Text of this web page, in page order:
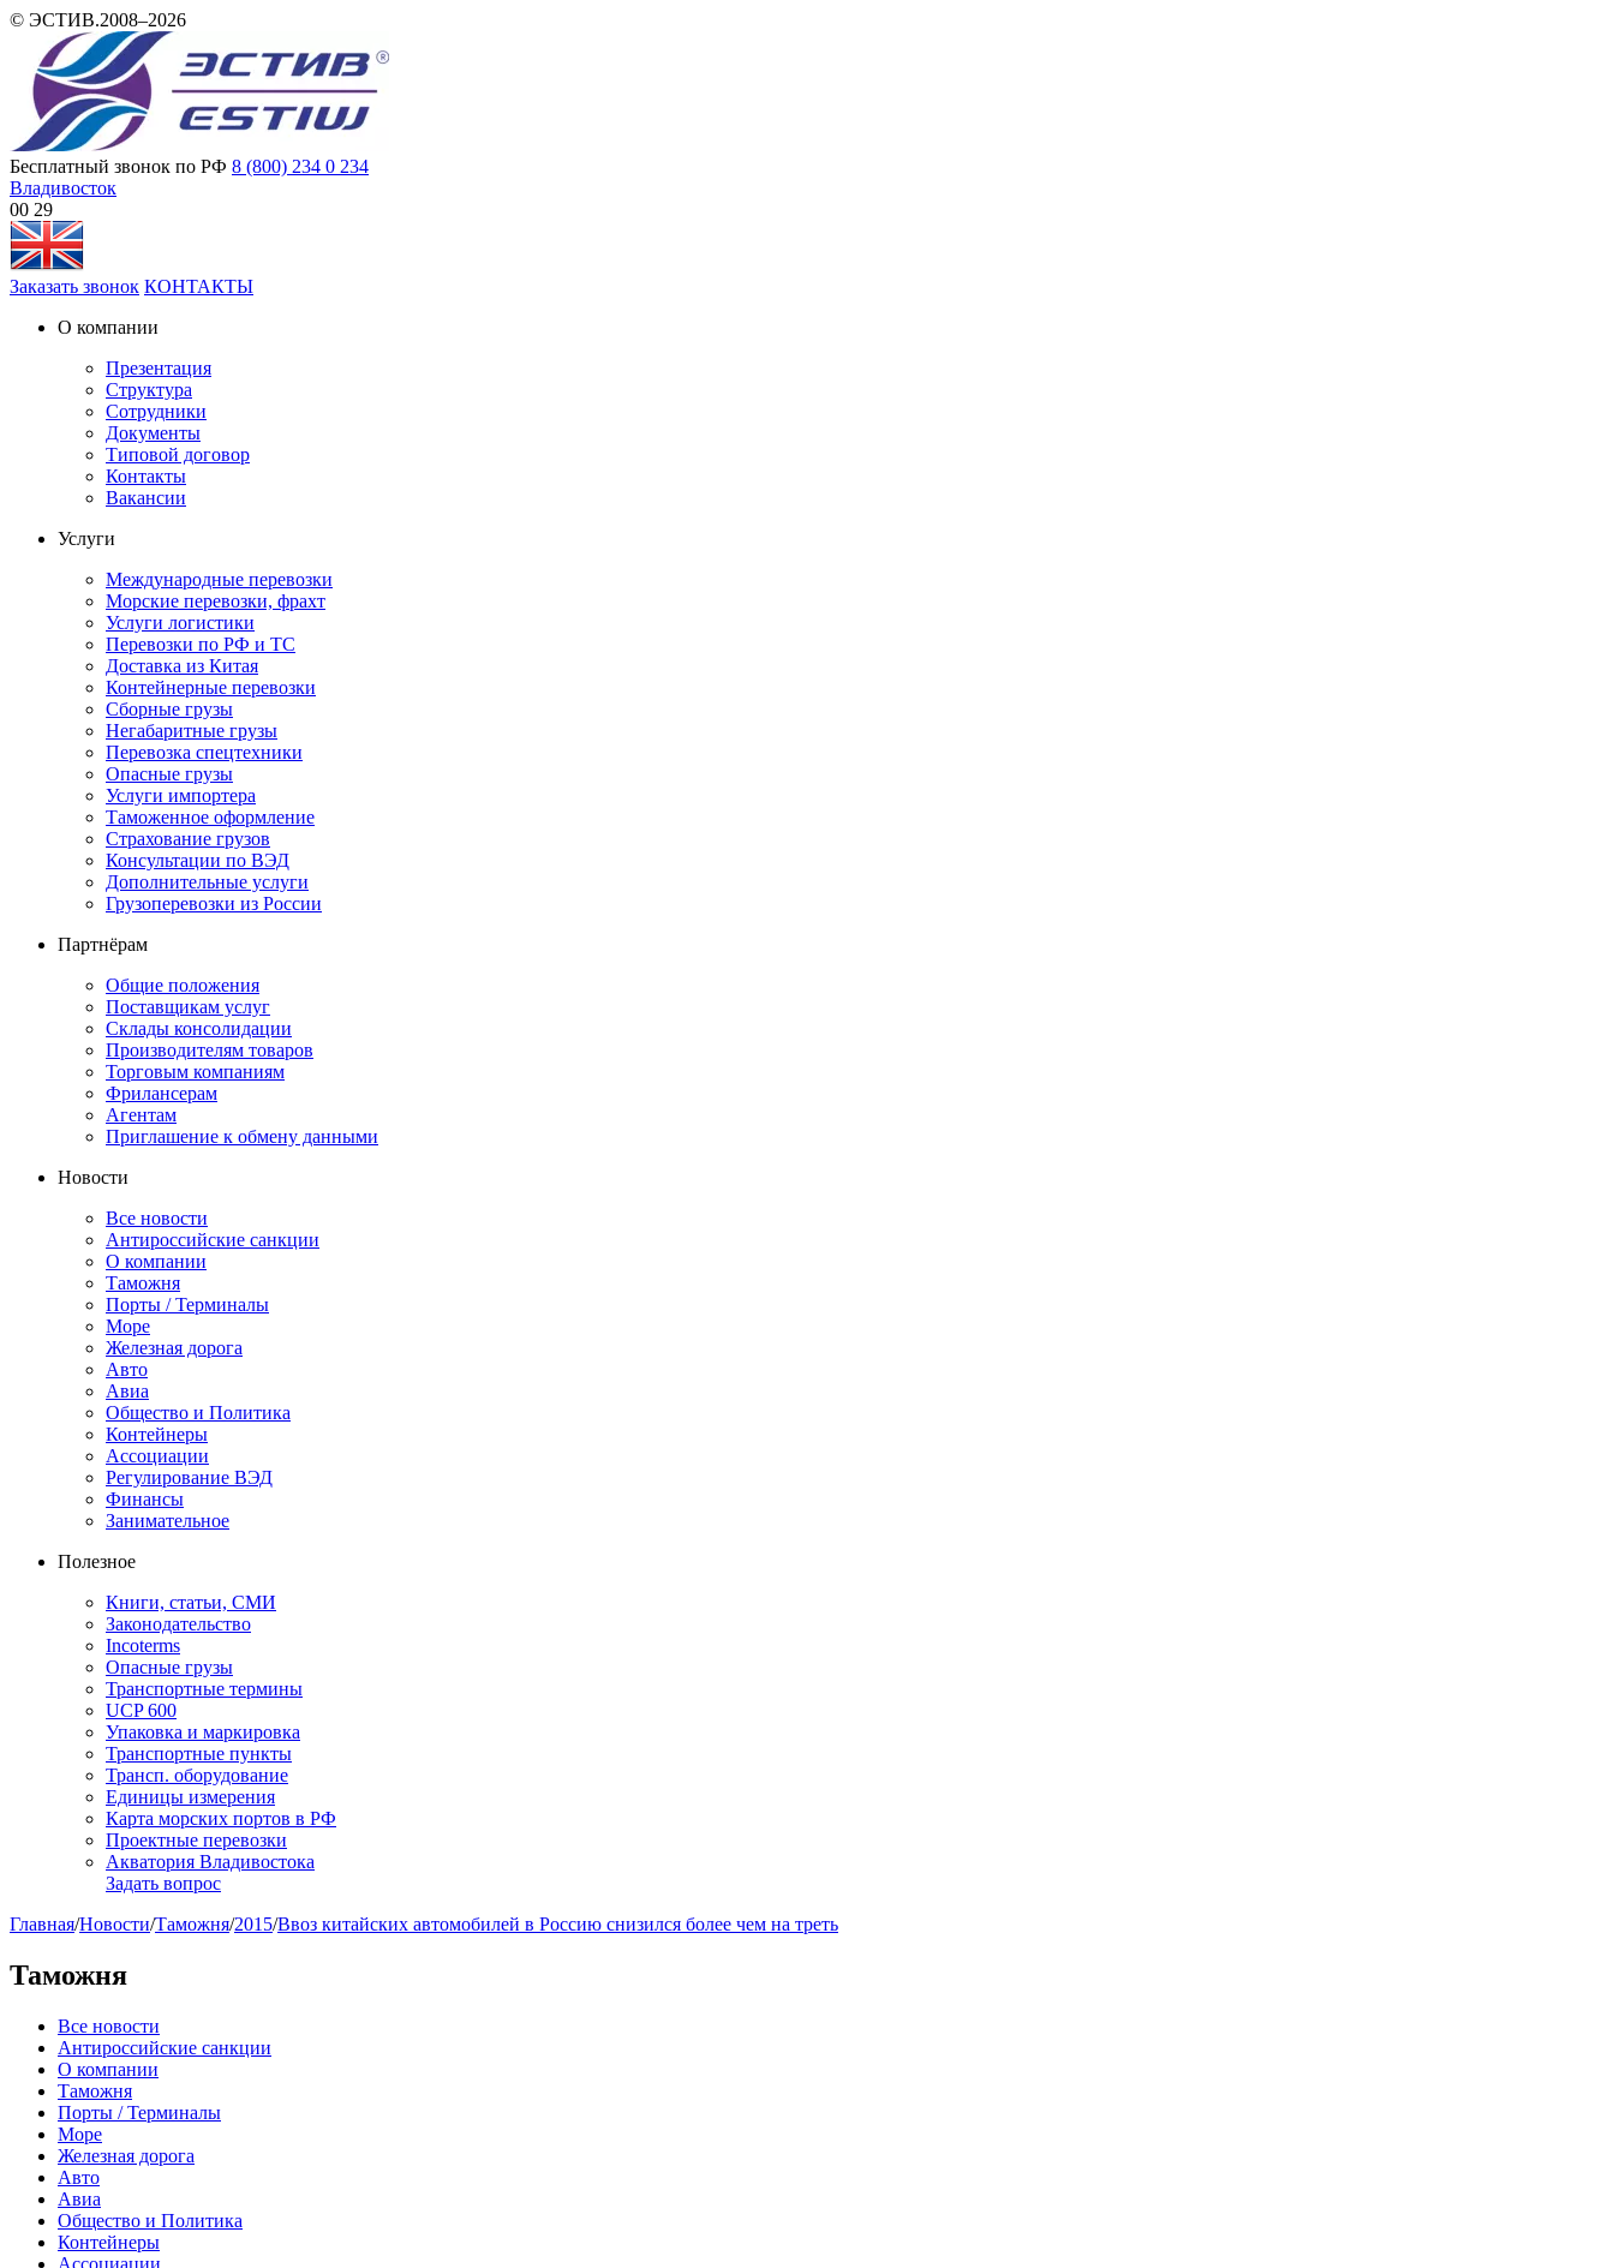
© ЭСТИВ.2008–2026
Бесплатный звонок по РФ 8 (800) 234 0 234
Владивосток
00:29
Заказать звонок КОНТАКТЫ
О компании
Презентация
Структура
Сотрудники
Документы
Типовой договор
Контакты
Вакансии
Услуги
Международные перевозки
Морские перевозки, фрахт
Услуги логистики
Перевозки по РФ и ТС
Доставка из Китая
Контейнерные перевозки
Сборные грузы
Негабаритные грузы
Перевозка спецтехники
Опасные грузы
Услуги импортера
Таможенное оформление
Страхование грузов
Консультации по ВЭД
Дополнительные услуги
Грузоперевозки из России
Партнёрам
Общие положения
Поставщикам услуг
Склады консолидации
Производителям товаров
Торговым компаниям
Фрилансерам
Агентам
Приглашение к обмену данными
Новости
Все новости
Антироссийские санкции
О компании
Таможня
Порты / Терминалы
Море
Железная дорога
Авто
Авиа
Общество и Политика
Контейнеры
Ассоциации
Регулирование ВЭД
Финансы
Занимательное
Полезное
Книги, статьи, СМИ
Законодательство
Incoterms
Опасные грузы
Транспортные термины
UCP 600
Упаковка и маркировка
Транспортные пункты
Трансп. оборудование
Единицы измерения
Карта морских портов в РФ
Проектные перевозки
Акватория Владивостока
Задать вопрос
Главная/Новости/Таможня/2015/Ввоз китайских автомобилей в Россию снизился более чем на треть
Таможня
Все новости
Антироссийские санкции
О компании
Таможня
Порты / Терминалы
Море
Железная дорога
Авто
Авиа
Общество и Политика
Контейнеры
Ассоциации